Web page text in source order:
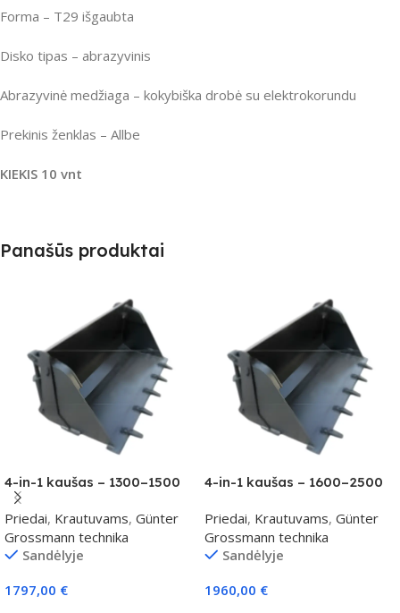
Forma – T29 išgaubta
Disko tipas – abrazyvinis
Abrazyvinė medžiaga – kokybiška drobė su elektrokorundu
Prekinis ženklas – Allbe
KIEKIS 10 vnt
Panašūs produktai
4-in-1 kaušas – 1300–1500
kg klasei
Priedai, Krautuvams, Günter
Grossmann technika
Sandėlyje
1797,00 €
4-in-1 kaušas – 1600–2500
Priedai, Krautuvams, Günter
Grossmann technika
Sandėlyje
1960,00 €